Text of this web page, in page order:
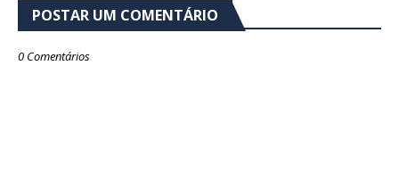
POSTAR UM COMENTÁRIO
0 Comentários